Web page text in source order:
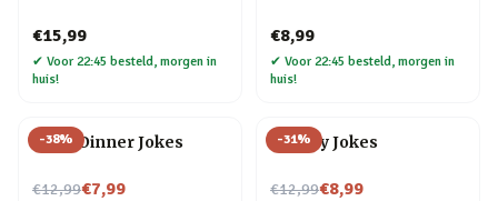
€15,99
✔ Voor 22:45 besteld, morgen in
huis!
€8,99
✔ Voor 22:45 besteld, morgen in
huis!
-38%
After Dinner Jokes
€12,99
Nu voor€7,99
-31%
Cheesy Jokes
€12,99
Nu voor€8,99